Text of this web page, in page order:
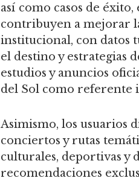
así como casos de
contribuyen a mejorar
institucional, con datos
el destino y estrategias
estudios y anuncios
del Sol como referente
Asimismo, los usuarios
conciertos y rutas
culturales, deportivas y
recomendaciones